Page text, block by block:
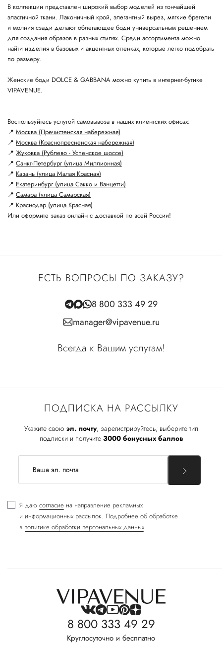
В коллекции представлен широкий выбор моделей из тончайшей
эластичной ткани. Лаконичный крой, элегантный вырез, мягкие бретели
и молния сзади делают облегающее боди универсальным решением
для создания образов в разных стилях. Среди ассортимента можно
найти изделия в базовых и акцентных оттенках, которые легко подобрать
по размеру.
Женские боди DOLCE & GABBANA можно купить в интернет-бутике
VIPAVENUE.
Воспользуйтесь услугой самовывоза в наших клиентских офисах:
📍 Москва (Пречистенская набережная)
📍 Москва (Краснопресненская набережная)
📍 Жуковка (Рублево - Успенское шоссе)
📍 Санкт-Петербург (улица Миллионная)
📍 Казань (улица Малая Красная)
📍 Екатеринбург (улица Сакко и Ванцетти)
📍 Самара (улица Самарская)
📍 Краснодар (улица Красная)
Или оформите заказ онлайн с доставкой по всей России!
ПОДПИСКА НА РАССЫЛКУ
Укажите свою эл. почту, зарегистрируйтесь, выберите тип
подписки и получите 3000 бонусных баллов
Я даю согласие на направление рекламных
и информационных рассылок. Подробнее об обработке
в политике обработки персональных данных
ЕСТЬ ВОПРОСЫ ПО ЗАКАЗУ?
8 800 333 49 29
manager@vipavenue.ru
Всегда к Вашим услугам!
8 800 333 49 29
Круглосуточно и бесплатно